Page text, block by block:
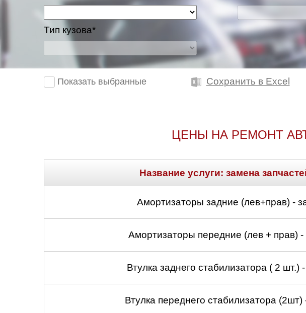
Тип кузова*
Показать выбранные Сохранить в Excel
ЦЕНЫ НА РЕМОНТ
Название услуги: замена
Амортизаторы задние (лев+прав) -
Амортизаторы передние (лев + прав)
Втулка заднего стабилизатора ( 2 шт.)
Втулка переднего стабилизатора (2шт)